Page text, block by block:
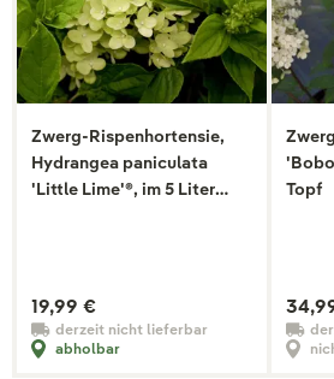
Zwerg-Rispenhortensie,
Hydrangea paniculata
'Little Lime'®, im 5 Liter
19,99 €
derzeit nicht lieferbar
abholbar
Topf